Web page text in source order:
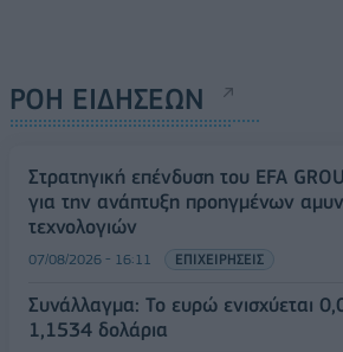
ΡΟΗ ΕΙΔΗΣΕΩΝ
Στρατηγική επένδυση του EFA
για την ανάπτυξη προηγμένων
τεχνολογιών
07/08/2026 - 16:11 ΕΠΙΧΕΙΡΗΣΕΙΣ
Συνάλλαγμα: Το ευρώ ενισχύεται
1,1534 δολάρια